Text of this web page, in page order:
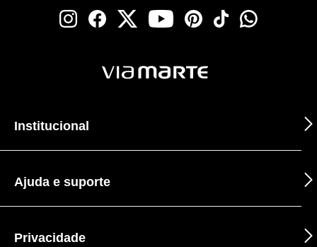
Institucional
Ajuda e suporte
Privacidade